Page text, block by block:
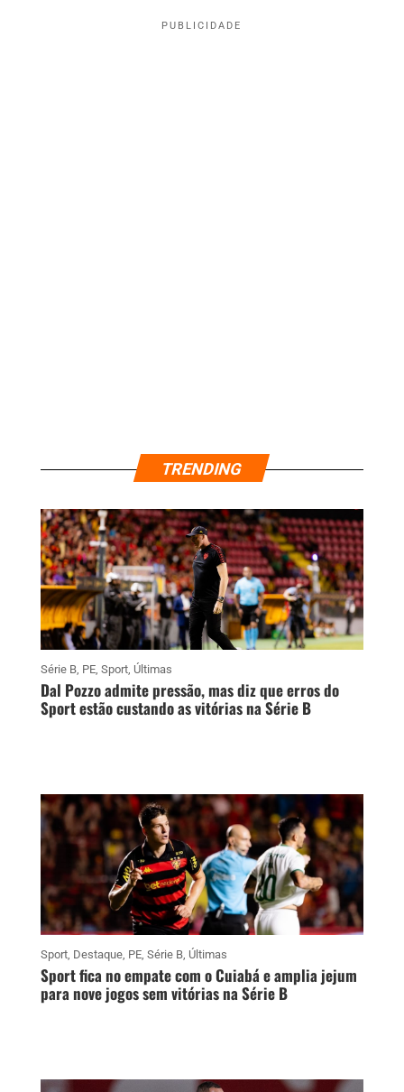
PUBLICIDADE
TRENDING
Série B, PE, Sport, Últimas
Dal Pozzo admite pressão, mas diz que erros do
Sport estão custando as vitórias na Série B
Sport, Destaque, PE, Série B, Últimas
Sport fica no empate com o Cuiabá e amplia jejum
para nove jogos sem vitórias na Série B